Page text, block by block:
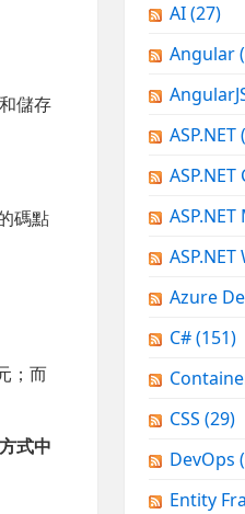
儲存
碼點
；而
式中
AI(27)
Angular
ASP.NET
ASP.NET
ASP.NET
Azure
C#(151)
CSS (29)
DevOps
Entity